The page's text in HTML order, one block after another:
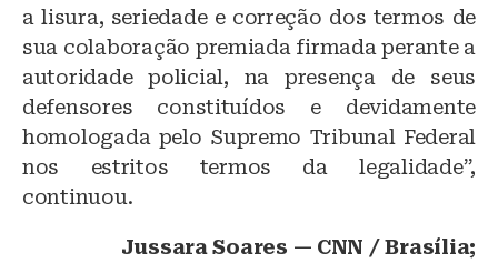
a lisura, seriedade e correção dos termos de
sua colaboração premiada firmada perante a
autoridade policial, na presença de seus
defensores constituídos e devidamente
homologada pelo Supremo Tribunal Federal
nos estritos termos da legalidade”,
continuou.
Jussara Soares — CNN / Brasília;